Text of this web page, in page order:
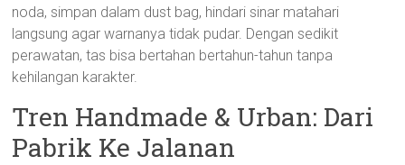
noda, simpan dalam dust bag, hindari sinar matahari
langsung agar warnanya tidak pudar. Dengan sedikit
perawatan, tas bisa bertahan bertahun-tahun tanpa
kehilangan karakter.
Tren Handmade & Urban: Dari
Pabrik Ke Jalanan